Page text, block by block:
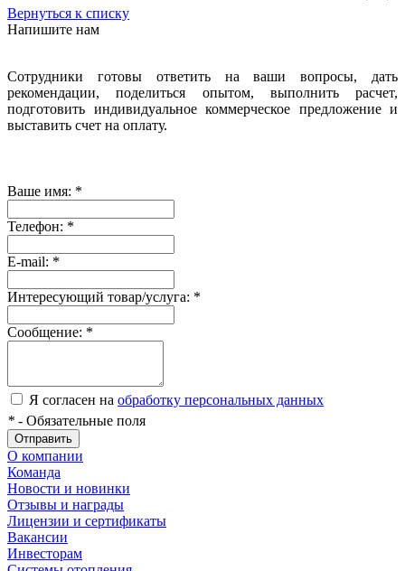
Вернуться к списку
Напишите нам
Сотрудники готовы ответить на ваши вопросы, дать
рекомендации, поделиться опытом, выполнить расчет,
подготовить индивидуальное коммерческое предложение и
выставить счет на оплату.
Ваше имя: *
Телефон: *
E-mail: *
Интересующий товар/услуга: *
Сообщение: *
Я согласен на обработку персональных данных
* - Обязательные поля
Отправить
О компании
Команда
Новости и новинки
Отзывы и награды
Лицензии и сертификаты
Вакансии
Инвесторам